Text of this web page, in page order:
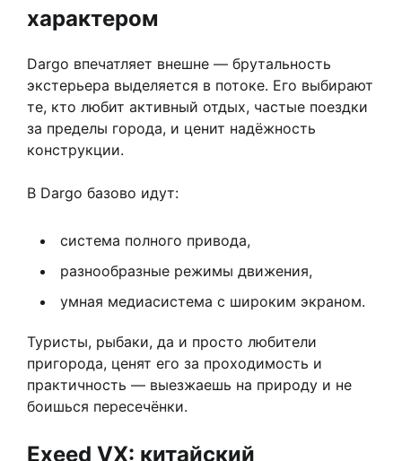
характером
Dargo впечатляет внешне — брутальность
экстерьера выделяется в потоке. Его выбирают
те, кто любит активный отдых, частые поездки
за пределы города, и ценит надёжность
конструкции.
В Dargo базово идут:
система полного привода,
разнообразные режимы движения,
умная медиасистема с широким экраном.
Туристы, рыбаки, да и просто любители
пригорода, ценят его за проходимость и
практичность — выезжаешь на природу и не
боишься пересечёнки.
Exeed VX: китайский